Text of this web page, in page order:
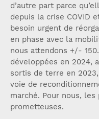
d’autre part parce
depuis la crise COVID
besoin urgent de
en phase avec la
nous attendons +/-
développées en 2024,
sortis de terre en
voie de
marché. Pour nous,
prometteuses.